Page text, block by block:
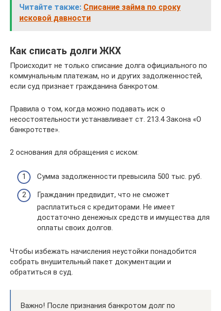
Читайте также: Списание займа по сроку
исковой давности
Как списать долги ЖКХ
Происходит не только списание долга официального по
коммунальным платежам, но и других задолженностей,
если суд признает гражданина банкротом.
Правила о том, когда можно подавать иск о
несостоятельности устанавливает ст. 213.4 Закона «О
банкротстве».
2 основания для обращения с иском:
Сумма задолженности превысила 500 тыс. руб.
Гражданин предвидит, что не сможет
расплатиться с кредиторами. Не имеет
достаточно денежных средств и имущества для
оплаты своих долгов.
Чтобы избежать начисления неустойки понадобится
собрать внушительный пакет документации и
обратиться в суд.
Важно! После признания банкротом долг по